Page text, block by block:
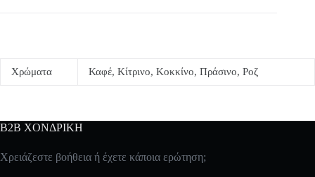
Χρώματα Καφέ, Κίτρινο, Κοκκίνο, Πράσινο, Ροζ
B2B ΧΟΝΔΡΙΚΗ
Χρειάζεστε βοήθεια ή έχετε κάποια ερώτηση;